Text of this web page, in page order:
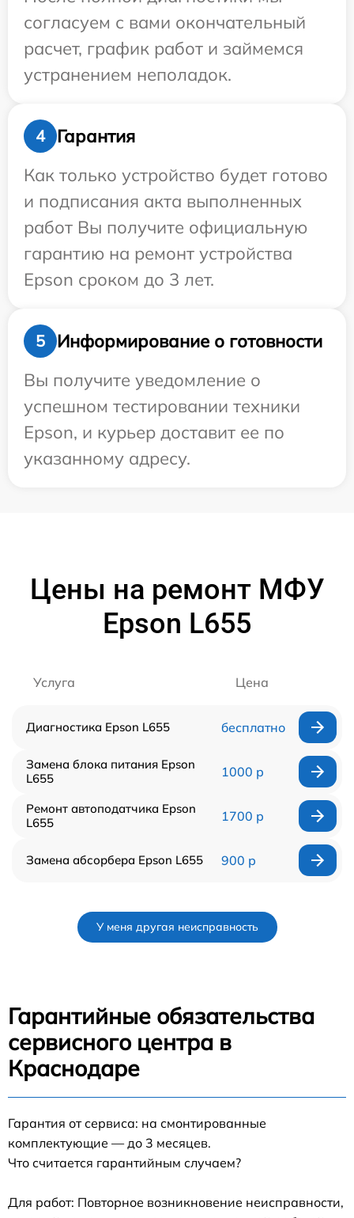
согласуем с вами окончательный
расчет, график работ и займемся
устранением неполадок.
4
Гарантия
Как только устройство будет готово
и подписания акта выполненных
работ Вы получите официальную
гарантию на ремонт устройства
Epson сроком до 3 лет.
5
Информирование о готовности
Вы получите уведомление о
успешном тестировании техники
Epson, и курьер доставит ее по
указанному адресу.
Цены на ремонт МФУ
Epson L655
Услуга Цена
Диагностика Epson L655 бесплатно
Замена блока питания Epson
L655
1000 р
Ремонт автоподатчика Epson
L655
1700 р
Замена абсорбера Epson L655 900 р
У меня другая неисправность
Гарантийные обязательства
сервисного центра в
Краснодаре
Гарантия от сервиса: на смонтированные
комплектующие — до 3 месяцев.
Что считается гарантийным случаем?
Для работ: Повторное возникновение неисправности,